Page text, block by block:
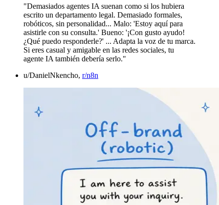
"Demasiados agentes IA suenan como si los hubiera
escrito un departamento legal. Demasiado formales,
robóticos, sin personalidad... Malo: 'Estoy aquí para
asistirle con su consulta.' Bueno: '¡Con gusto ayudo!
¿Qué puedo responderle?' ... Adapta la voz de tu marca.
Si eres casual y amigable en las redes sociales, tu
agente IA también debería serlo."
u/DanielNkencho, r/n8n